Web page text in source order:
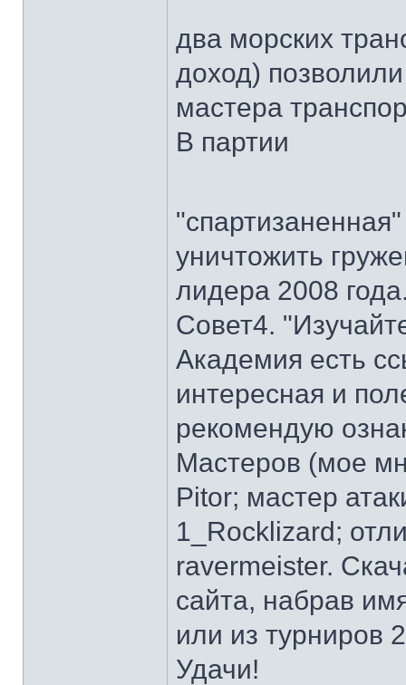
два морских
доход)
мастера
В партии
уничтожить
лидера 2008
Совет4.
Академия есть
интересная и
рекомендую
Мастеров (мое
Pitor; мастер
1_Rocklizard;
ravermeister.
сайта, набрав
или из турниров
Удачи!